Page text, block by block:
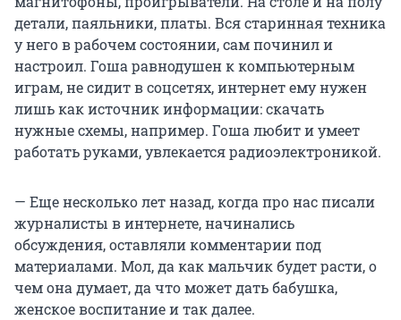
детали, паяльники, платы. Вся старинная техника
у него в рабочем состоянии, сам починил и
настроил. Гоша равнодушен к компьютерным
играм, не сидит в соцсетях, интернет ему нужен
лишь как источник информации: скачать
нужные схемы, например. Гоша любит и умеет
работать руками, увлекается радиоэлектроникой.
— Еще несколько лет назад, когда про нас писали
журналисты в интернете, начинались
обсуждения, оставляли комментарии под
материалами. Мол, да как мальчик будет расти, о
чем она думает, да что может дать бабушка,
женское воспитание и так далее.